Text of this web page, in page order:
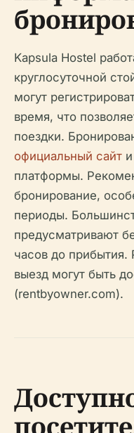
Kapsula Hostel
круглосуточной
могут
время, что
поездки.
официальный сайт
платформы.
бронирование,
периоды.
предусматривают
часов до прибытия.
выезд могут быть
(rentbyowner.com).